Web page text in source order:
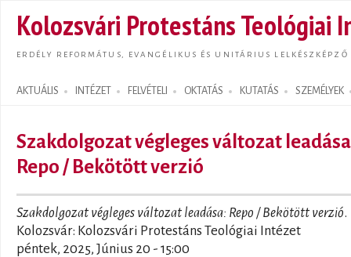
Kolozsvári Protestáns Teológiai
ERDÉLY REFORMÁTUS, EVANGÉLIKUS ÉS UNITÁRIUS LELKÉSZKÉPZŐ
AKTUÁLIS INTÉZET FELVÉTELI OKTATÁS KUTATÁS SZEMÉLYEK
Search form
Szakdolgozat végleges változat
Repo / Bekötött verzió
Szakdolgozat végleges változat leadása: Repo / Bekötött verzió.
Kolozsvár: Kolozsvári Protestáns Teológiai Intézet
péntek, 2025, Június 20 - 15:00